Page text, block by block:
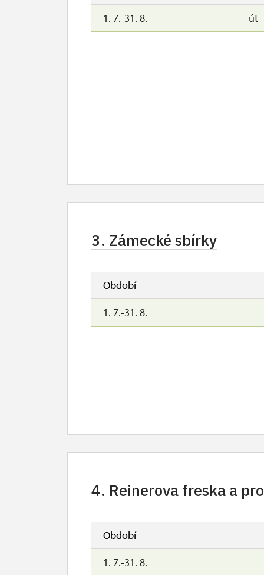
1. 7.-31. 8.
3. Zámecké sbírky
Období
1. 7.-31. 8.
4. Reinerova freska a
Období
1. 7.-31. 8.